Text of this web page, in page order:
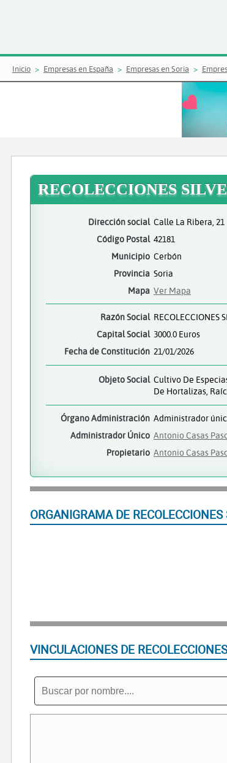
Inicio Empresas en España Empresas en Soria
RECOLECCIONES
Dirección social Calle La Ribera, 21
Código Postal 42181
Municipio Cerbón
Provincia Soria
Mapa Ver Mapa
Razón Social RECOLECCIONES
Capital Social 3000.0 Euros
Fecha de Constitución 21/01/2026
Objeto Social Cultivo De
De Hortalizas,
Órgano Administración Administrador
Administrador Único Antonio Casas
Propietario Antonio Casas
ORGANIGRAMA DE
VINCULACIONES DE